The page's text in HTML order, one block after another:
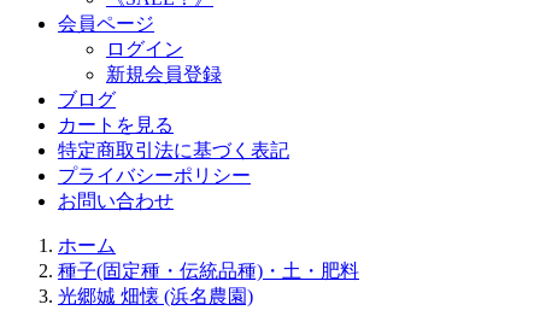
会員ページ
ログイン
新規会員登録
ブログ
カートを見る
特定商取引法に基づく表記
プライバシーポリシー
お問い合わせ
ホーム
種子(固定種・伝統品種)・土・肥料
光郷娍 畑懐 (浜名農園)